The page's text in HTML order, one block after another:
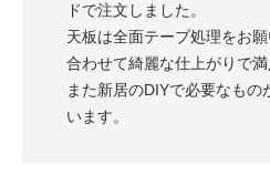
ドで注文しました。
天板は全面テープ処理をお
合わせて綺麗な仕上がりで満
また新居のDIYで必要なもの
います。